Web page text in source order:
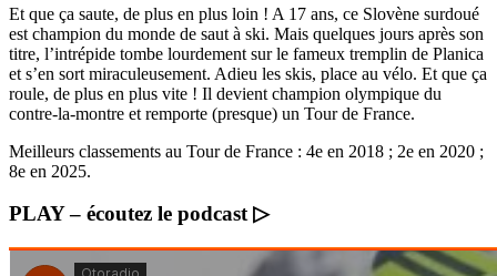
Et que ça saute, de plus en plus loin ! A 17 ans, ce Slovène surdoué
est champion du monde de saut à ski. Mais quelques jours après son
titre, l’intrépide tombe lourdement sur le fameux tremplin de Planica
et s’en sort miraculeusement. Adieu les skis, place au vélo. Et que ça
roule, de plus en plus vite ! Il devient champion olympique du
contre-la-montre et remporte (presque) un Tour de France.
Meilleurs classements au Tour de France : 4e en 2018 ; 2e en 2020 ;
8e en 2025.
PLAY – écoutez le podcast ▷